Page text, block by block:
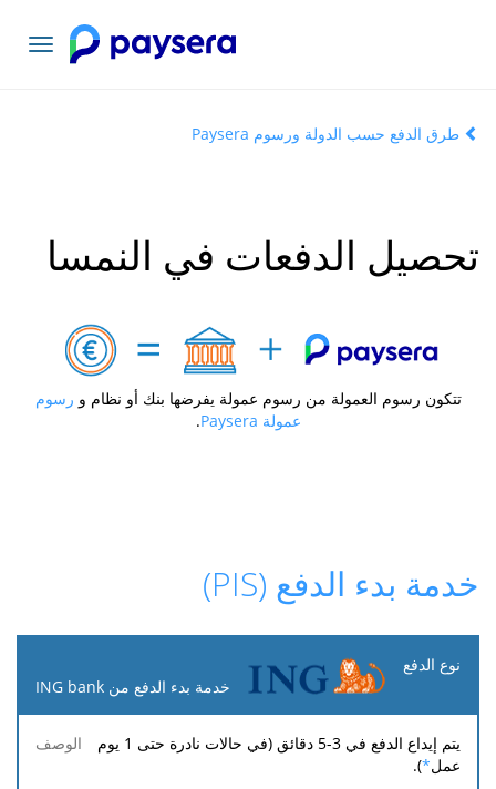
تبديل
التنقل
طرق الدفع حسب الدولة ورسوم Paysera
تحصيل الدفعات في النمسا
تتكون رسوم العمولة من رسوم عمولة يفرضها بنك أو نظام و رسوم
عمولة Paysera
.
خدمة بدء الدفع (PIS)
نوع
الوصف
النسبة
الحد
الحد
رسوم
خدمة بدء الدفع من ING bank
يتم إيداع الدفع في 3-5 دقائق (في حالات نادرة حتى 1 يوم
عمل*
).